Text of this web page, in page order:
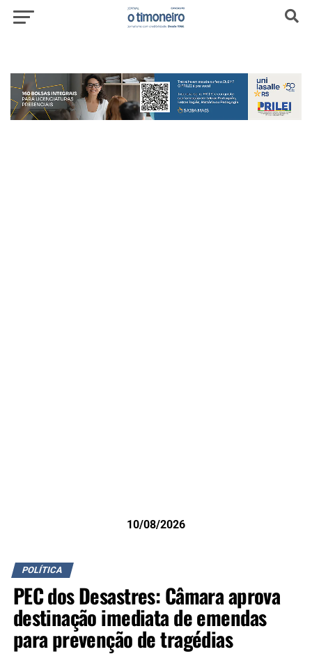
10/08/2026
POLÍTICA
PEC dos Desastres: Câmara aprova
destinação imediata de emendas
para prevenção de tragédias